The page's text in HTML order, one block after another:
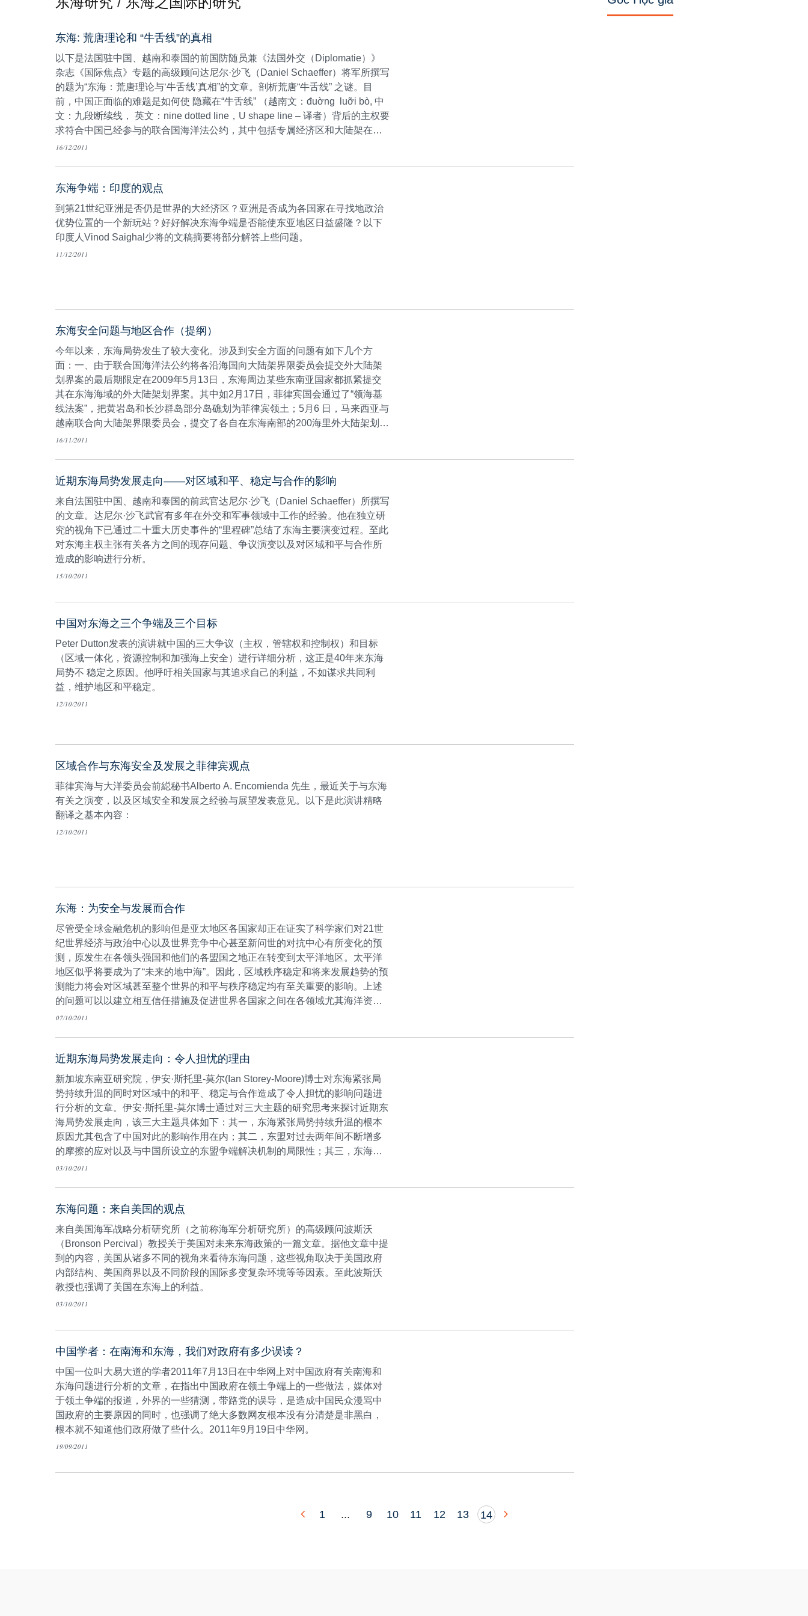
东海: 荒唐理论和 “牛舌线”的真相
以下是法国驻中国、越南和泰国的前国防随员兼《法国外交（Diplomatie）》
杂志《国际焦点》专题的高级顾问达尼尔·沙飞（Daniel Schaeffer）将军所撰写
的题为“东海：荒唐理论与‘牛舌线’真相”的文章。剖析荒唐“牛舌线” 之谜。目
前，中国正面临的难题是如何使 隐藏在“牛舌线” （越南文：đuờng luỡi bò, 中
文：九段断续线， 英文：nine dotted line，U shape line – 译者）背后的主权要
求符合中国已经参与的联合国海洋法公约，其中包括专属经济区和大陆架在内
的规定。
16/12/2011
东海争端：印度的观点
到第21世纪亚洲是否仍是世界的大经济区？亚洲是否成为各国家在寻找地政治
优势位置的一个新玩站？好好解决东海争端是否能使东亚地区日益盛隆？以下
印度人Vinod Saighal少将的文稿摘要将部分解答上些问题。
11/12/2011
东海安全问题与地区合作（提纲）
今年以来，东海局势发生了较大变化。涉及到安全方面的问题有如下几个方
面：一、由于联合国海洋法公约将各沿海国向大陆架界限委员会提交外大陆架
划界案的最后期限定在2009年5月13日，东海周边某些东南亚国家都抓紧提交
其在东海海域的外大陆架划界案。其中如2月17日，菲律宾国会通过了“领海基
线法案”，把黄岩岛和长沙群岛部分岛礁划为菲律宾领土；5月6 日，马来西亚与
越南联合向大陆架界限委员会，提交了各自在东海南部的200海里外大陆架划界
案；5月7日，越南又单独提交了在东海中部部分地区的外大陆架划界案。
16/11/2011
近期东海局势发展走向——对区域和平、稳定与合作的影响
来自法国驻中国、越南和泰国的前武官达尼尔·沙飞（Daniel Schaeffer）所撰写
的文章。达尼尔·沙飞武官有多年在外交和军事领域中工作的经验。他在独立研
究的视角下已通过二十重大历史事件的“里程碑”总结了东海主要演变过程。至此
对东海主权主张有关各方之间的现存问题、争议演变以及对区域和平与合作所
造成的影响进行分析。
15/10/2011
中国对东海之三个争端及三个目标
Peter Dutton发表的演讲就中国的三大争议（主权，管辖权和控制权）和目标
（区域一体化，资源控制和加强海上安全）进行详细分析，这正是40年来东海
局势不 稳定之原因。他呼吁相关国家与其追求自己的利益，不如谋求共同利
益，维护地区和平稳定。
12/10/2011
区域合作与东海安全及发展之菲律宾观点
菲律宾海与大洋委员会前縂秘书Alberto A. Encomienda 先生，最近关于与东海
有关之演变，以及区域安全和发展之经验与展望发表意见。以下是此演讲精略
翻译之基本內容：
12/10/2011
东海：为安全与发展而合作
尽管受全球金融危机的影响但是亚太地区各国家却正在证实了科学家们对21世
纪世界经济与政治中心以及世界竞争中心甚至新问世的对抗中心有所变化的预
测，原发生在各领头强国和他们的各盟国之地正在转变到太平洋地区。太平洋
地区似乎将要成为了“未来的地中海”。因此，区域秩序稳定和将来发展趋势的预
测能力将会对区域甚至整个世界的和平与秩序稳定均有至关重要的影响。上述
的问题可以以建立相互信任措施及促进世界各国家之间在各领域尤其海洋资源
开发及世界上最重要的海上运输航线的合作担保制度的一系列措施。
07/10/2011
近期东海局势发展走向：令人担忧的理由
新加坡东南亚研究院，伊安·斯托里-莫尔(Ian Storey-Moore)博士对东海紧张局
势持续升温的同时对区域中的和平、稳定与合作造成了令人担忧的影响问题进
行分析的文章。伊安·斯托里-莫尔博士通过对三大主题的研究思考来探讨近期东
海局势发展走向，该三大主题具体如下：其一，东海紧张局势持续升温的根本
原因尤其包含了中国对此的影响作用在内；其二，东盟对过去两年间不断增多
的摩擦的应对以及与中国所设立的东盟争端解决机制的局限性；其三，东海紧
张局势持续升温对区域秩序稳定的主要影响。
03/10/2011
东海问题：来自美国的观点
来自美国海军战略分析研究所（之前称海军分析研究所）的高级顾问波斯沃
（Bronson Percival）教授关于美国对未来东海政策的一篇文章。据他文章中提
到的内容，美国从诸多不同的视角来看待东海问题，这些视角取决于美国政府
内部结构、美国商界以及不同阶段的国际多变复杂环境等等因素。至此波斯沃
教授也强调了美国在东海上的利益。
03/10/2011
中国学者：在南海和东海，我们对政府有多少误读？
中国一位叫大易大道的学者2011年7月13日在中华网上对中国政府有关南海和
东海问题进行分析的文章，在指出中国政府在领土争端上的一些做法，媒体对
于领土争端的报道，外界的一些猜测，带路党的误导，是造成中国民众漫骂中
国政府的主要原因的同时，也强调了绝大多数网友根本没有分清楚是非黑白，
根本就不知道他们政府做了些什么。2011年9月19日中华网。
19/09/2011
1 ... 9 10 11 12 13 14